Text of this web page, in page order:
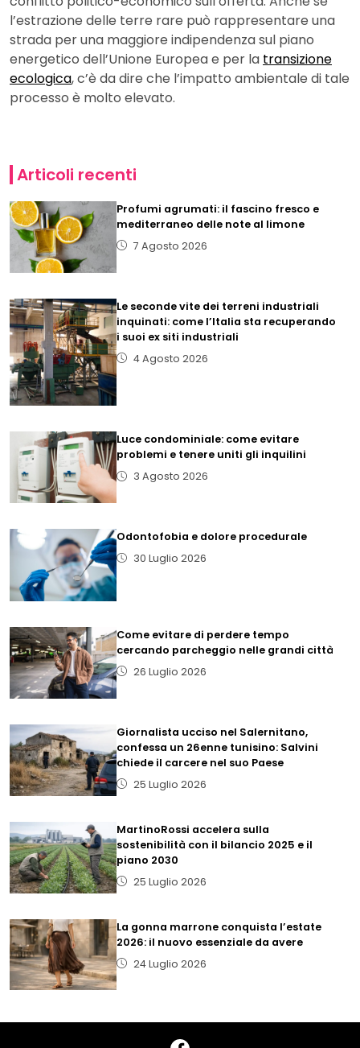
l’estrazione delle terre rare può rappresentare una
strada per una maggiore indipendenza sul piano
energetico dell’Unione Europea e per la transizione
ecologica, c’è da dire che l’impatto ambientale di tale
processo è molto elevato.
Articoli recenti
Profumi agrumati: il fascino fresco e
mediterraneo delle note al limone
7 Agosto 2026
Le seconde vite dei terreni industriali
inquinati: come l’Italia sta recuperando
i suoi ex siti industriali
4 Agosto 2026
Luce condominiale: come evitare
problemi e tenere uniti gli inquilini
3 Agosto 2026
Odontofobia e dolore procedurale
30 Luglio 2026
Come evitare di perdere tempo
cercando parcheggio nelle grandi città
26 Luglio 2026
Giornalista ucciso nel Salernitano,
confessa un 26enne tunisino: Salvini
chiede il carcere nel suo Paese
25 Luglio 2026
MartinoRossi accelera sulla
sostenibilità con il bilancio 2025 e il
piano 2030
25 Luglio 2026
La gonna marrone conquista l’estate
2026: il nuovo essenziale da avere
24 Luglio 2026